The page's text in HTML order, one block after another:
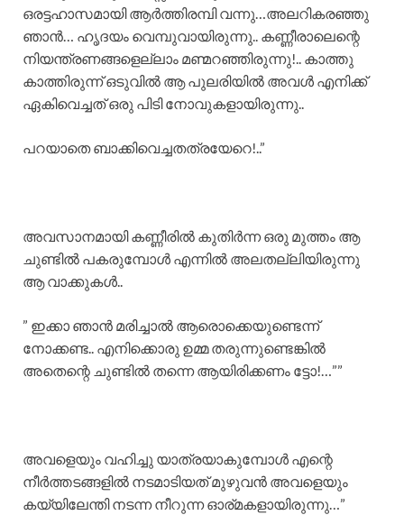
ഒരട്ടഹാസമായി ആർത്തിരമ്പി വന്നു…അലറികരഞ്ഞു
ഞാൻ… ഹൃദയം വെമ്പുവായിരുന്നു.. കണ്ണീരാലെന്റെ
നിയന്ത്രണങ്ങളെല്ലാം മണ്മറഞ്ഞിരുന്നു!.. കാത്തു
കാത്തിരുന്ന് ഒടുവിൽ ആ പുലരിയിൽ അവൾ എനിക്ക്
ഏകിവെച്ചത് ഒരു പിടി നോവുകളായിരുന്നു..
പറയാതെ ബാക്കിവെച്ചതത്രയേറെ!..”
അവസാനമായി കണ്ണീരിൽ കുതിർന്ന ഒരു മുത്തം ആ
ചുണ്ടിൽ പകരുമ്പോൾ എന്നിൽ അലതല്ലിയിരുന്നു
ആ വാക്കുകൾ..
” ഇക്കാ ഞാൻ മരിച്ചാൽ ആരൊക്കെയുണ്ടെന്ന്
നോക്കണ്ട.. എനിക്കൊരു ഉമ്മ തരുന്നുണ്ടെങ്കിൽ
അതെന്റെ ചുണ്ടിൽ തന്നെ ആയിരിക്കണം ട്ടോ!…””
അവളെയും വഹിച്ചു യാത്രയാകുമ്പോൾ എന്റെ
നീർത്തടങ്ങളിൽ നടമാടിയത് മുഴുവൻ അവളെയും
കയ്യിലേന്തി നടന്ന നീറുന്ന ഓര്മകളായിരുന്നു…”